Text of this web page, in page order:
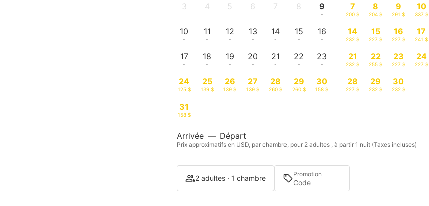
3 4 5 6 7 8 9
-
10
-
11
-
12
-
13
-
14
-
15
-
16
-
17
-
18
-
19
-
20
-
21
-
22
-
23
-
24
125 $
25
139 $
26
139 $
27
139 $
28
260 $
29
260 $
30
158 $
31
158 $
7
200 $
8
204 $
9
291 $
10
337 $
14
232 $
15
227 $
16
227 $
17
241 $
21
232 $
22
255 $
23
227 $
24
227 $
28
227 $
29
232 $
30
232 $
Arrivée — Départ
Prix approximatifs en USD, par chambre, pour 2 adultes , à partir 1 nuit (Taxes incluses)
2 adultes · 1 chambre Promotion